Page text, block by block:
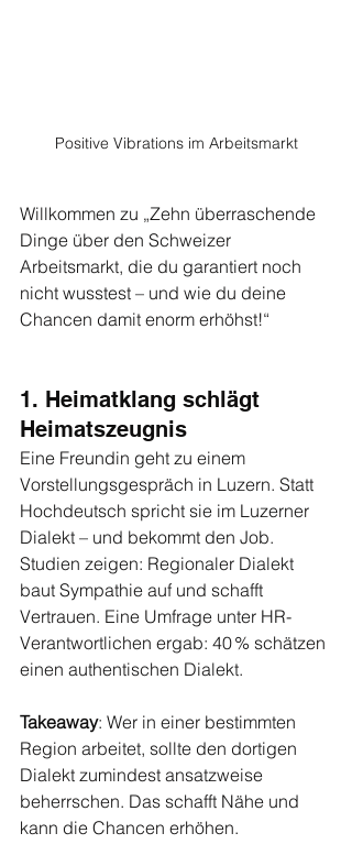
Positive Vibrations im Arbeitsmarkt
Willkommen zu „Zehn überraschende
Dinge über den Schweizer
Arbeitsmarkt, die du garantiert noch
nicht wusstest – und wie du deine
Chancen damit enorm erhöhst!“
1. Heimatklang schlägt
Heimatszeugnis
Eine Freundin geht zu einem
Vorstellungsgespräch in Luzern. Statt
Hochdeutsch spricht sie im Luzerner
Dialekt – und bekommt den Job.
Studien zeigen: Regionaler Dialekt
baut Sympathie auf und schafft
Vertrauen. Eine Umfrage unter HR-
Verantwortlichen ergab: 40 % schätzen
einen authentischen Dialekt.
Takeaway: Wer in einer bestimmten
Region arbeitet, sollte den dortigen
Dialekt zumindest ansatzweise
beherrschen. Das schafft Nähe und
kann die Chancen erhöhen.